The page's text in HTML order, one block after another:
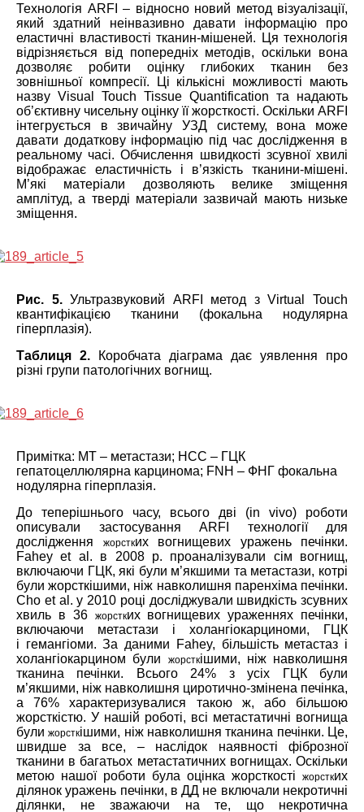
Технологія ARFI – відносно новий метод візуалізації,
який здатний неінвазивно давати інформацію про
еластичні властивості тканин-мішеней. Ця технологія
відрізняється від попередніх методів, оскільки вона
дозволяє робити оцінку глибоких тканин без
зовнішньої компресії. Ці кількісні можливості мають
назву Visual Touch Tissue Quantification та надають
об’єктивну чисельну оцінку її жорсткості. Оскільки ARFI
інтегрується в звичайну УЗД систему, вона може
давати додаткову інформацію під час дослідження в
реальному часі. Обчислення швидкості зсувної хвилі
відображає еластичність і в’язкість тканини-мішені.
М’які матеріали дозволяють велике зміщення
амплітуд, а тверді матеріали зазвичай мають низьке
зміщення.
Рис. 5.Ультразвуковий ARFI метод з Virtual Touch
квантифікацією тканини (фокальна нодулярна
гіперплазія).
Таблиця 2. Коробчата діаграма дає уявлення про
різні групи патологічних вогнищ.
Примітка: МТ – метастази; HCC – ГЦК
гепатоцеллюлярна карцинома; FNH – ФНГ фокальна
нодулярна гіперплазія.
До теперішнього часу, всього дві (in vivo) роботи
описували застосування ARFI технології для
дослідження
жорстких вогнищевих уражень печінки.
Fahey et al. в 2008 р. проаналізували сім вогнищ,
включаючи ГЦК, які були м’якшими та метастази, котрі
були жорсткішими, ніж навколишня паренхіма печінки.
Cho et al. у 2010 році досліджували швидкість зсувних
хвиль в 36
жорстких вогнищевих ураженнях печінки,
включаючи метастази і холангіокарциноми, ГЦК
і гемангіоми. За даними Fahey, більшість метастаз і
холангіокарцином були
жорсткішими, ніж навколишня
тканина печінки. Всього 24% з усіх ГЦК були
м’якшими, ніж навколишня циротично-змінена печінка,
а 76% характеризувалися такою ж, або більшою
жорсткістю. У нашій роботі, всі метастатичні вогнища
булижорсткішими, ніж навколишня тканина печінки. Це,
швидше за все, – наслідок наявності фіброзної
тканини в багатьох метастатичних вогнищах. Оскільки
метою нашої роботи була оцінка жорсткості
жорстких
ділянок уражень печінки, в ДД не включали некротичні
ділянки, не зважаючи на те, що некротична